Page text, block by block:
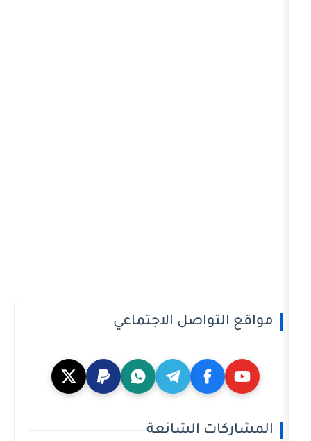
الاجتماعي
الشائعة